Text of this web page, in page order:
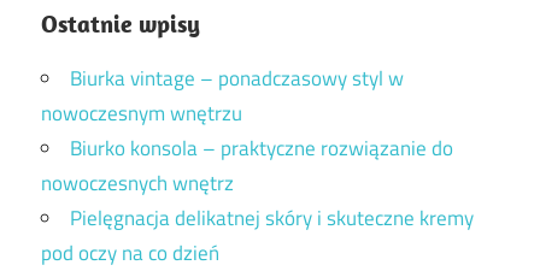
Ostatnie wpisy
Biurka vintage – ponadczasowy styl w
nowoczesnym wnętrzu
Biurko konsola – praktyczne rozwiązanie do
nowoczesnych wnętrz
Pielęgnacja delikatnej skóry i skuteczne kremy
pod oczy na co dzień